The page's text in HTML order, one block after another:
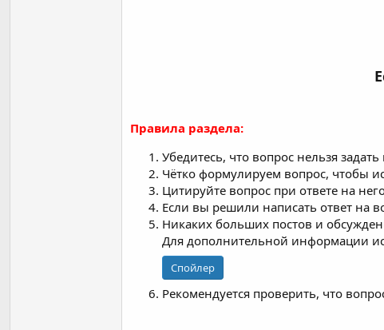
Правила раздела:
Убедитесь, что вопрос нельзя
Чётко формулируем вопрос, чтобы
Цитируйте вопрос при ответе на
Если вы решили написать ответ на
Никаких больших постов и
Для дополнительной информации
Спойлер
Рекомендуется проверить, что